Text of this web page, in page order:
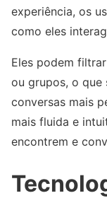
experiência, os
como eles
Eles podem
ou grupos, o que
conversas mais
mais fluida e
encontrem e